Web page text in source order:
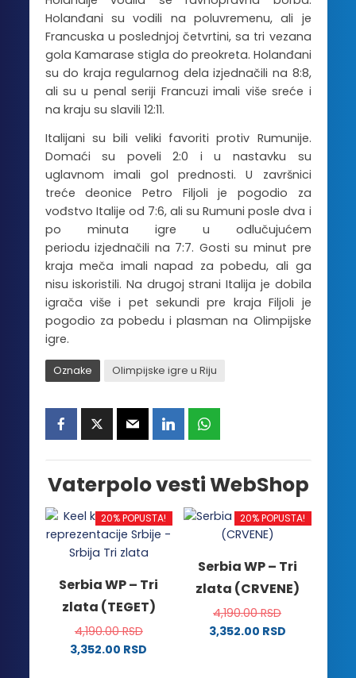
Holanđani su vodili na poluvremenu, ali je
Francuska u poslednjoj četvrtini, sa tri vezana
gola Kamarase stigla do preokreta. Holanđani
su do kraja regularnog dela izjednačili na 8:8,
ali su u penal seriji Francuzi imali više sreće i
na kraju su slavili 12:11.
Italijani su bili veliki favoriti protiv Rumunije.
Domaći su poveli 2:0 i u nastavku su
uglavnom imali gol prednosti. U završnici
treće deonice Petro Filjoli je pogodio za
vođstvo Italije od 7:6, ali su Rumuni posle dva i
po minuta igre u odlučujućem
periodu izjednačili na 7:7. Gosti su minut pre
kraja meča imali napad za pobedu, ali ga
nisu iskoristili. Na drugoj strani Italija je dobila
igrača više i pet sekundi pre kraja Filjoli je
pogodio za pobedu i plasman na Olimpijske
igre.
Oznake Olimpijske igre u Riju
Vaterpolo vesti WebShop
20% POPUSTA!
Serbia WP – Tri
zlata (TEGET)
4,190.00RSD
3,352.00 RSD
20% POPUSTA!
Serbia WP – Tri
zlata (CRVENE)
4,190.00RSD
3,352.00 RSD